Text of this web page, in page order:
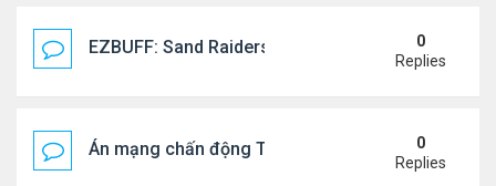
EZBUFF: Sand Raiders of Sophie Farming
0
Replies
Án mạng chấn động Thái lan: hai chị em người
0
Replies